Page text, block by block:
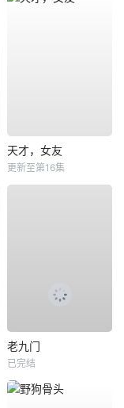
天才，女友
更新至第16集
老九门
已完结